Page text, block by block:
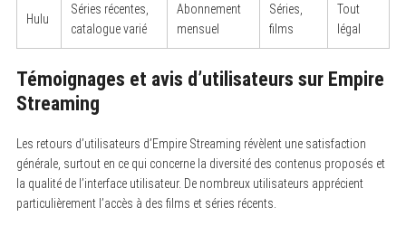
Hulu
Séries récentes,
catalogue varié
Abonnement
mensuel
Séries,
films
Tout
légal
Témoignages et avis d’utilisateurs sur Empire
Streaming
Les retours d’utilisateurs d’Empire Streaming révèlent une satisfaction
générale, surtout en ce qui concerne la diversité des contenus proposés et
la qualité de l’interface utilisateur. De nombreux utilisateurs apprécient
particulièrement l’accès à des films et séries récents.